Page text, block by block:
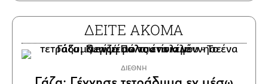
ΔΕΙΤΕ ΑΚΟΜΑ
ΔΙΕΘΝΗ